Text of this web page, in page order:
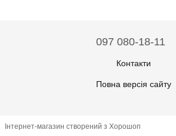
097 080-18-11
Контакти
Повна версія сайту
Інтернет-магазин створений з Хорошоп